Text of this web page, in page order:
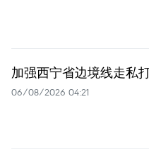
加强西宁省边境线走私
06/08/2026 04:21